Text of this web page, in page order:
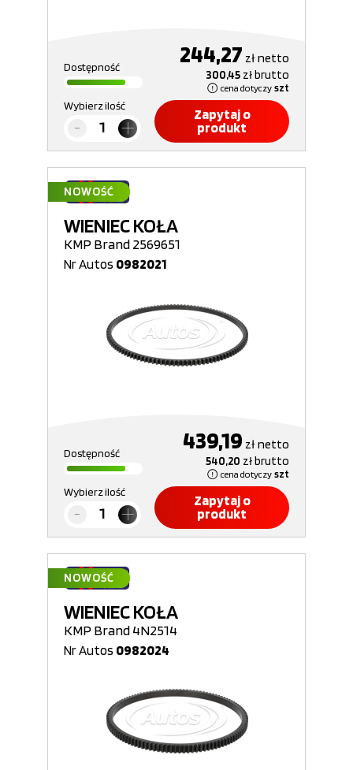
Dostępność 244,27 złnetto
300,45 złbrutto
cena dotyczy szt
Wybierz ilość
Zapytaj o
produkt
NOWOŚĆ
WIENIEC KOŁA
KMP Brand 2569651
Nr Autos 0982021
Dostępność 439,19 złnetto
540,20 złbrutto
cena dotyczy szt
Wybierz ilość
Zapytaj o
produkt
NOWOŚĆ
WIENIEC KOŁA
KMP Brand 4N2514
Nr Autos 0982024